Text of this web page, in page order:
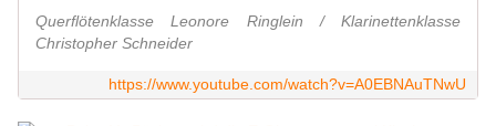
Querflötenklasse Leonore Ringlein / Klarinettenklasse
Christopher Schneider
https://www.youtube.com/watch?v=A0EBNAuTNwU